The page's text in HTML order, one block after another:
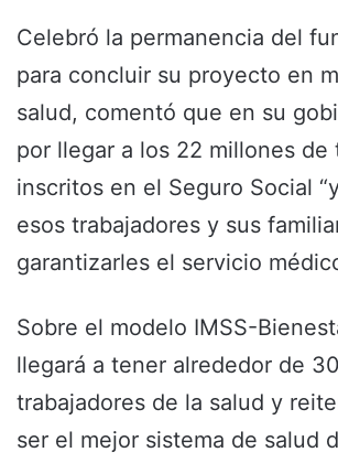
Celebró la permanencia del
para concluir su proyecto en
salud, comentó que en su
por llegar a los 22 millones de
inscritos en el Seguro Social
esos trabajadores y sus
garantizarles el servicio
Sobre el modelo IMSS-
llegará a tener alrededor de
trabajadores de la salud y
ser el mejor sistema de salud